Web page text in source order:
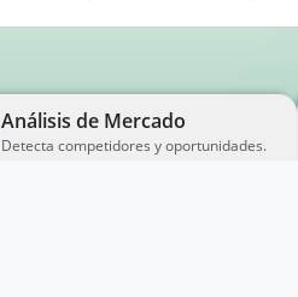
Análisis de Mercado
Detecta competidores y oportunidades.